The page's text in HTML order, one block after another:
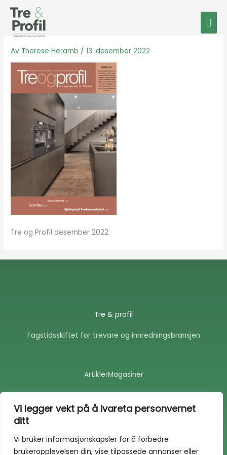
Vi legger vekt på å ivareta personvernet
ditt
Vi bruker informasjonskapsler for å forbedre
brukeropplevelsen din, vise tilpassede annonser eller
Hopp
rett
Av Therese Heramb /13. desember 2022
Tre og Profil desember 2022
Tre & profil
Fagstidsskiftet for trevare og innredningsbransjen
ArtiklerMagasiner
a
c
o
o
n
v
o
p